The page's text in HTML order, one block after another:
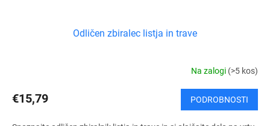
Odličen zbiralec listja in trave
Na zalogi (>5 kos)
€15,79 PODROBNOSTI